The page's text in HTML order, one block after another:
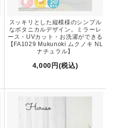
スッキリとした縦模様のシンプル
なボタニカルデザイン。ミラーレ
ース・UVカット・お洗濯ができる
【FA1029 Mukunoki ムクノキ NL
ナチュラル】
4,000円(税込)